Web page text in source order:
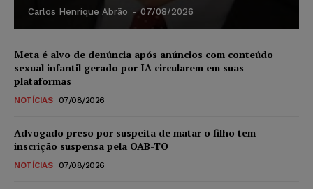
Carlos Henrique Abrão - 07/08/2026
Meta é alvo de denúncia após anúncios com conteúdo
sexual infantil gerado por IA circularem em suas
plataformas
NOTÍCIAS 07/08/2026
Advogado preso por suspeita de matar o filho tem
inscrição suspensa pela OAB-TO
NOTÍCIAS 07/08/2026